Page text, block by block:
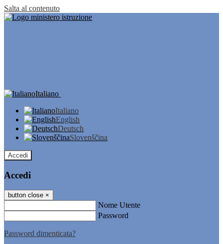
Salta al contenuto
Italiano
Italiano
English
Deutsch
Slovenščina
Accedi
Accedi
button close ×
Nome Utente
Password
Password dimenticata?